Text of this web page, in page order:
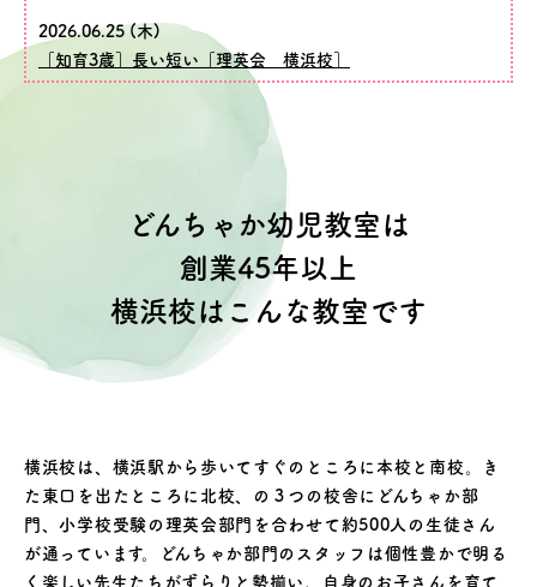
2026.06.25 (木)
［知育3歳］長い短い［理英会 横浜校］
どんちゃか幼児教室は
創業45年以上
横浜校はこんな教室です
横浜校は、横浜駅から歩いてすぐのところに本校と南校。き
た東口を出たところに北校、の３つの校舎にどんちゃか部
門、小学校受験の理英会部門を合わせて約500人の生徒さん
が通っています。どんちゃか部門のスタッフは個性豊かで明る
く楽しい先生たちがずらりと勢揃い。自身のお子さんを育て